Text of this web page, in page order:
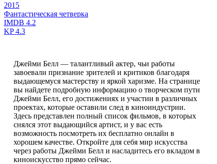
2015
Фантастическая четверка
IMDB 4.2
KP4.3
Джейми Белл — талантливый актер, чьи работы
завоевали признание зрителей и критиков благодаря
выдающемуся мастерству и яркой харизме. На странице
вы найдете подробную информацию о творческом пути
Джейми Белл, его достижениях и участии в различных
проектах, которые оставили след в киноиндустрии.
Здесь представлен полный список фильмов, в которых
снялся этот выдающийся артист, и у вас есть
возможность посмотреть их бесплатно онлайн в
хорошем качестве. Откройте для себя мир искусства
через работы Джейми Белл и насладитесь его вкладом в
киноискусство прямо сейчас.